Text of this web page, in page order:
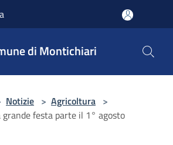
di Montichiari
Notizie > Agricoltura >
grande festa parte il 1° agosto